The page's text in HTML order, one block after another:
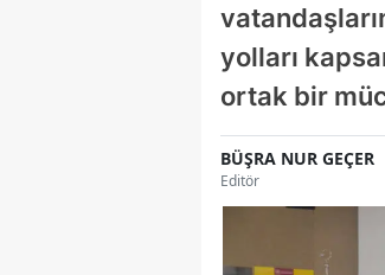
yolları
ortak bir
BÜŞRA NUR GEÇER
Editör